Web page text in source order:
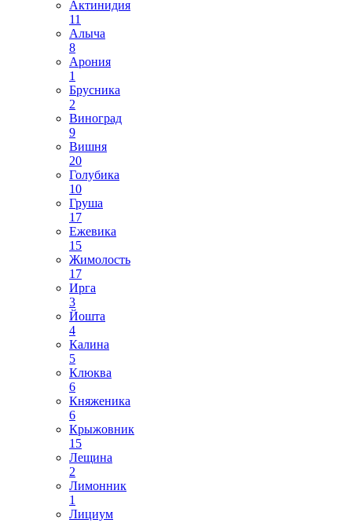
Актинидия
11
Алыча
8
Арония
1
Брусника
2
Виноград
9
Вишня
20
Голубика
10
Груша
17
Ежевика
15
Жимолость
17
Ирга
3
Йошта
4
Калина
5
Клюква
6
Княженика
6
Крыжовник
15
Лещина
2
Лимонник
1
Лициум